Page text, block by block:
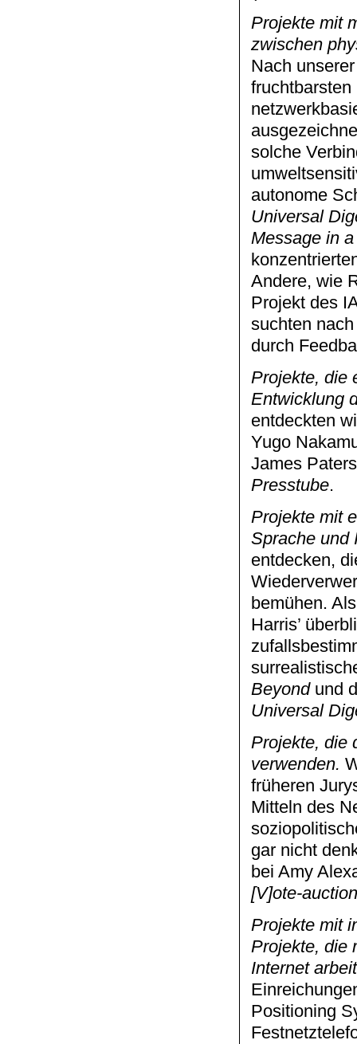
Projekte mit
zwischen
Nach
solche
autonome
Universal
Message in
Andere, wie
Projekt des
suchten
durch
Projekte, die
Entwicklung
entdeckten
Yugo
James
Presstube.
Projekte mit
Sprache und
entdecken,
bemühen.
Harris’
Beyondund
Universal
Projekte, die
verwenden.
früheren
Mitteln des
gar nicht
bei Amy
[V]ote-auction
Projekte mit
Projekte, die
Internet
Positioning